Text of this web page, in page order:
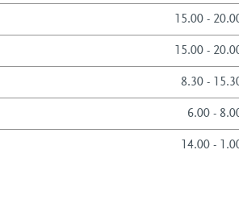
15.00 -
15.00 -
8.30 -
6.00 -
14.00 -